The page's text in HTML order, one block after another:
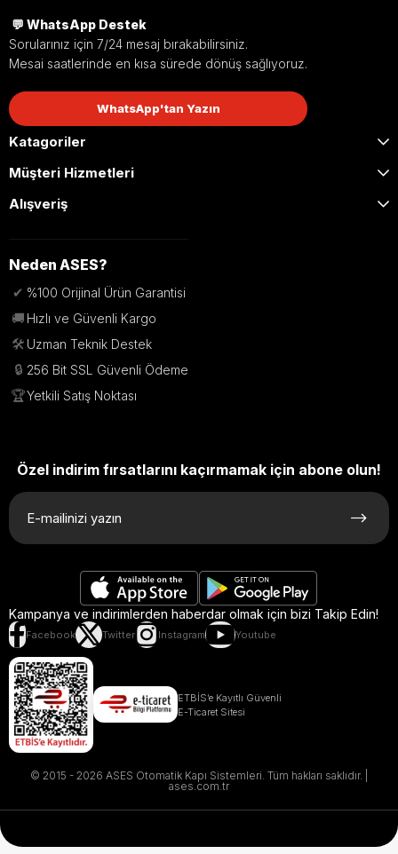
💬 WhatsApp Destek
Sorularınız için 7/24 mesaj bırakabilirsiniz.
Mesai saatlerinde en kısa sürede dönüş sağlıyoruz.
WhatsApp'tan Yazın
Katagoriler
Müşteri Hizmetleri
Alışveriş
Neden ASES?
✔ %100 Orijinal Ürün Garantisi
🚚 Hızlı ve Güvenli Kargo
🛠️ Uzman Teknik Destek
🔒 256 Bit SSL Güvenli Ödeme
🏆Yetkili Satış Noktası
Özel indirim fırsatlarını kaçırmamak için abone olun!
Kampanya ve indirimlerden haberdar olmak için bizi Takip Edin!
Facebook Twitter Instagram Youtube
ETBİS’e Kayıtlı Güvenli
E-Ticaret Sitesi
© 2015 - 2026 ASES Otomatik Kapı Sistemleri. Tüm hakları saklıdır. |
ases.com.tr